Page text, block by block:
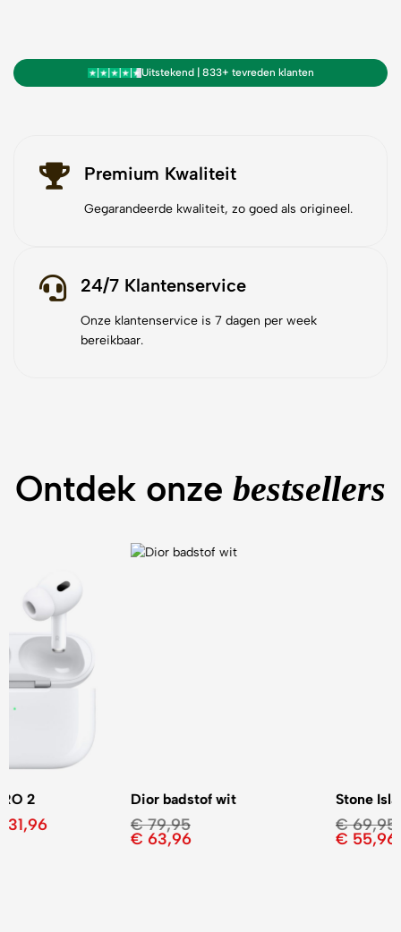
Uitstekend | 833+ tevreden klanten
Premium Kwaliteit
Gegarandeerde kwaliteit, zo goed als origineel.
24/7 Klantenservice
Onze klantenservice is 7 dagen per week
bereikbaar.
Ontdek onze bestsellers
Dior badstof wit
€79,95
Stone Island 3 kleuren